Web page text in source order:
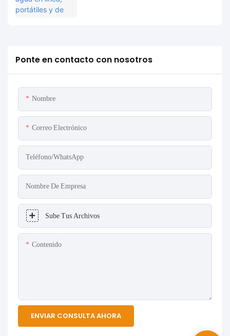
Ponte en contacto con nosotros
Nombre
Correo Electrónico
Teléfono/WhatsApp
Nombre De Empresa
Sube Tus Archivos
Contenido
ENVIAR CONSULTA AHORA